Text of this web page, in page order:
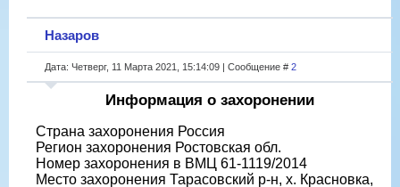
Назаров
Дата: Четверг, 11 Марта 2021, 15:14:09 | Сообщение # 2
Информация о захоронении
Страна захоронения Россия
Регион захоронения Ростовская обл.
Номер захоронения в ВМЦ 61-1119/2014
Место захоронения Тарасовский р-н, х. Красновка,